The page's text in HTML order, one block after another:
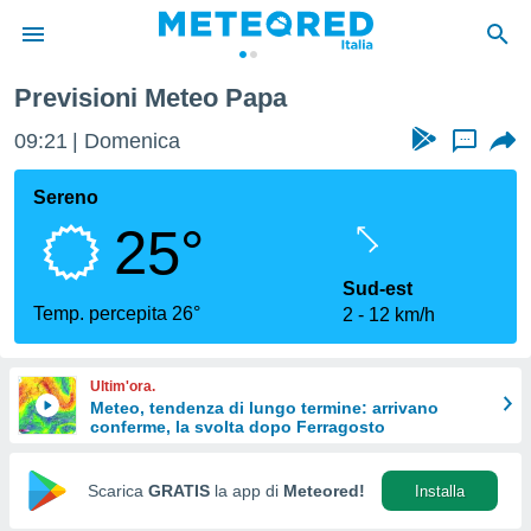
di
per
le
di
Web
Previsioni Meteo Papa
09:21 Domenica ...
Sereno
25°
Temp. percepita 26°
Sud-est
2
12 km/h
Ultim'ora.
Meteo, tendenza di lungo termine: arrivano
conferme, la svolta dopo Ferragosto
Scarica GRATIS la app di Meteored! Installa